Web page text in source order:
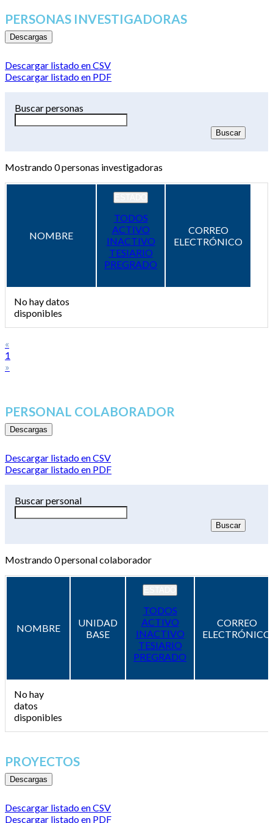
PERSONAS INVESTIGADORAS
Descargas
Descargar listado en CSV
Descargar listado en PDF
Buscar personas
Mostrando0personas investigadoras
NOMBRE
TODOS
ACTIVO
INACTIVO
TESIARIO
PREGRADO
CORREO
ELECTRÓNICO
No hay datos
disponibles
«
1
»
PERSONAL COLABORADOR
Descargas
Descargar listado en CSV
Descargar listado en PDF
Buscar personal
Mostrando0personal colaborador
NOMBRE
UNIDAD
BASE
TODOS
ACTIVO
INACTIVO
TESIARIO
PREGRADO
CORREO
ELECTRÓNICO
No hay
datos
disponibles
PROYECTOS
Descargas
Descargar listado en CSV
Descargar listado en PDF